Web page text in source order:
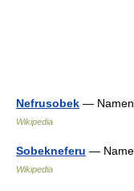
Nefrusobek —
Wikipedia
Sobekneferu —
Wikipedia